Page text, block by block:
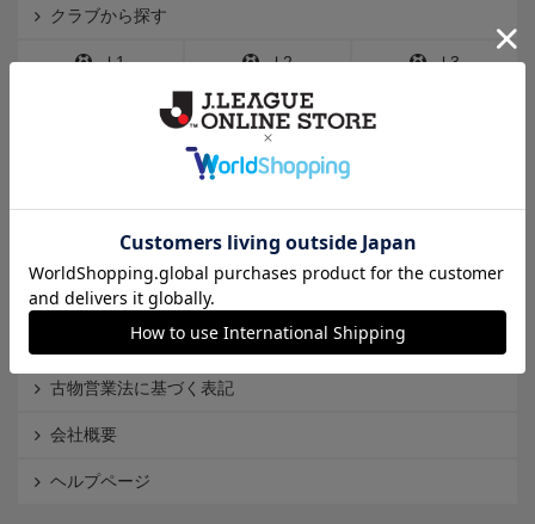
クラブから探す
Ｊ1 Ｊ2 Ｊ3
インフォメーション
Ｊリーグオンラインストアとは
個人情報保護方針
Cookieポリシー
特定商取引法に基づく表記
古物営業法に基づく表記
会社概要
ヘルプページ